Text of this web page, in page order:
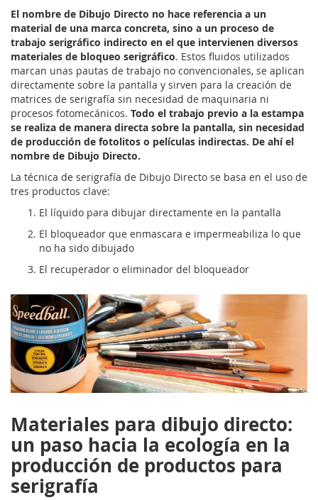
El nombre de Dibujo Directo no hace referencia a un
material de una marca concreta, sino a un proceso de
trabajo serigráfico indirecto en el que intervienen diversos
materiales de bloqueo serigráfico. Estos fluidos utilizados
marcan unas pautas de trabajo no convencionales, se aplican
directamente sobre la pantalla y sirven para la creación de
matrices de serigrafía sin necesidad de maquinaria ni
procesos fotomecánicos. Todo el trabajo previo a la estampa
se realiza de manera directa sobre la pantalla, sin necesidad
de producción de fotolitos o películas indirectas. De ahí el
nombre de Dibujo Directo.
La técnica de serigrafía de Dibujo Directo se basa en el uso de
tres productos clave:
El líquido para dibujar directamente en la pantalla
El bloqueador que enmascara e impermeabiliza lo que
no ha sido dibujado
El recuperador o eliminador del bloqueador
Materiales para dibujo directo:
un paso hacia la ecología en la
producción de productos para
serigrafía